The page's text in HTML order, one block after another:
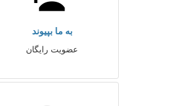
به ما بپیوند
عضویت رایگان